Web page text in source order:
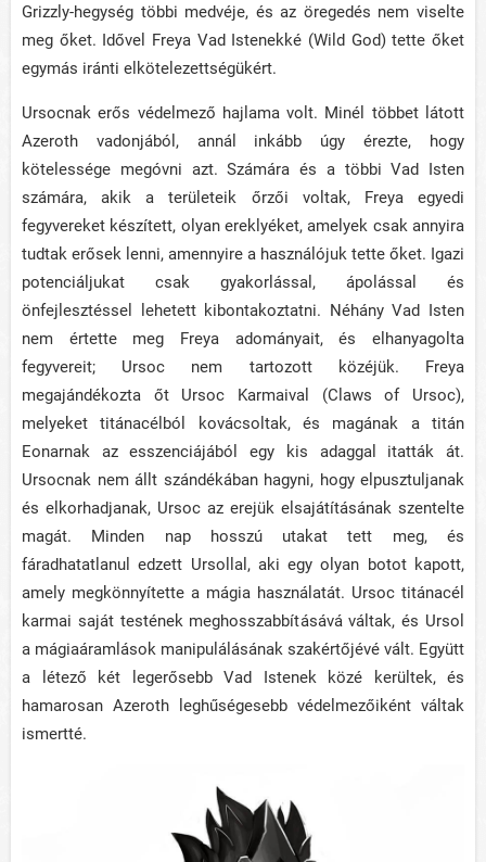
Grizzly-hegység többi medvéje, és az öregedés nem viselte
meg őket. Idővel Freya Vad Istenekké (Wild God) tette őket
egymás iránti elkötelezettségükért.
Ursocnak erős védelmező hajlama volt. Minél többet látott
Azeroth vadonjából, annál inkább úgy érezte, hogy
kötelessége megóvni azt. Számára és a többi Vad Isten
számára, akik a területeik őrzői voltak, Freya egyedi
fegyvereket készített, olyan ereklyéket, amelyek csak annyira
tudtak erősek lenni, amennyire a használójuk tette őket. Igazi
potenciáljukat csak gyakorlással, ápolással és
önfejlesztéssel lehetett kibontakoztatni. Néhány Vad Isten
nem értette meg Freya adományait, és elhanyagolta
fegyvereit; Ursoc nem tartozott közéjük. Freya
megajándékozta őt Ursoc Karmaival (Claws of Ursoc),
melyeket titánacélból kovácsoltak, és magának a titán
Eonarnak az esszenciájából egy kis adaggal itatták át.
Ursocnak nem állt szándékában hagyni, hogy elpusztuljanak
és elkorhadjanak, Ursoc az erejük elsajátításának szentelte
magát. Minden nap hosszú utakat tett meg, és
fáradhatatlanul edzett Ursollal, aki egy olyan botot kapott,
amely megkönnyítette a mágia használatát. Ursoc titánacél
karmai saját testének meghosszabbításává váltak, és Ursol
a mágiaáramlások manipulálásának szakértőjévé vált. Együtt
a létező két legerősebb Vad Istenek közé kerültek, és
hamarosan Azeroth leghűségesebb védelmezőiként váltak
ismertté.